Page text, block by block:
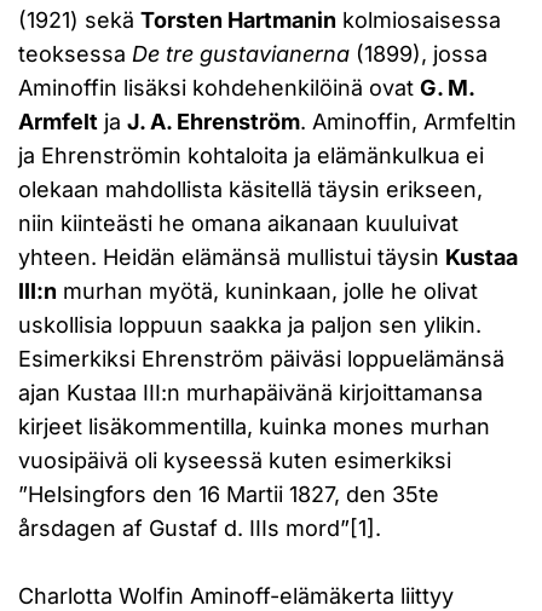
(1921) sekä Torsten Hartmanin kolmiosaisessa
teoksessa De tre gustavianerna (1899), jossa
Aminoffin lisäksi kohdehenkilöinä ovat G. M.
Armfelt ja J. A. Ehrenström. Aminoffin, Armfeltin
ja Ehrenströmin kohtaloita ja elämänkulkua ei
olekaan mahdollista käsitellä täysin erikseen,
niin kiinteästi he omana aikanaan kuuluivat
yhteen. Heidän elämänsä mullistui täysin Kustaa
III:n murhan myötä, kuninkaan, jolle he olivat
uskollisia loppuun saakka ja paljon sen ylikin.
Esimerkiksi Ehrenström päiväsi loppuelämänsä
ajan Kustaa III:n murhapäivänä kirjoittamansa
kirjeet lisäkommentilla, kuinka mones murhan
vuosipäivä oli kyseessä kuten esimerkiksi
”Helsingfors den 16 Martii 1827, den 35te
årsdagen af Gustaf d. IIIs mord”[1].
Charlotta Wolfin Aminoff-elämäkerta liittyy